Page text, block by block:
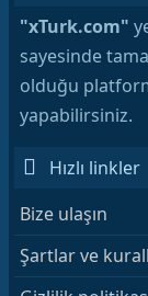
"xTurk.com"
sayesinde
olduğu
yapabilirsiniz.
Hızlı linkler
Bize ulaşın
Şartlar ve